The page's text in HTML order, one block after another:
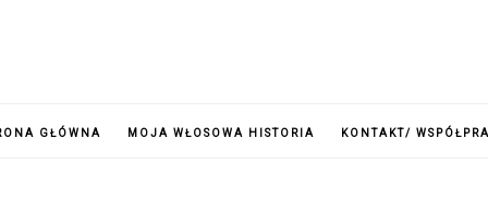
GŁÓWNA MOJA WŁOSOWA HISTORIA KONTAKT/